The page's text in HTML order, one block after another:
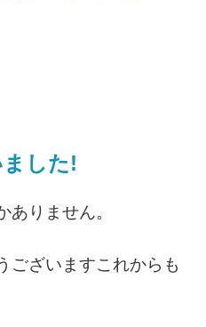
した!
ありません。
ございますこれからも